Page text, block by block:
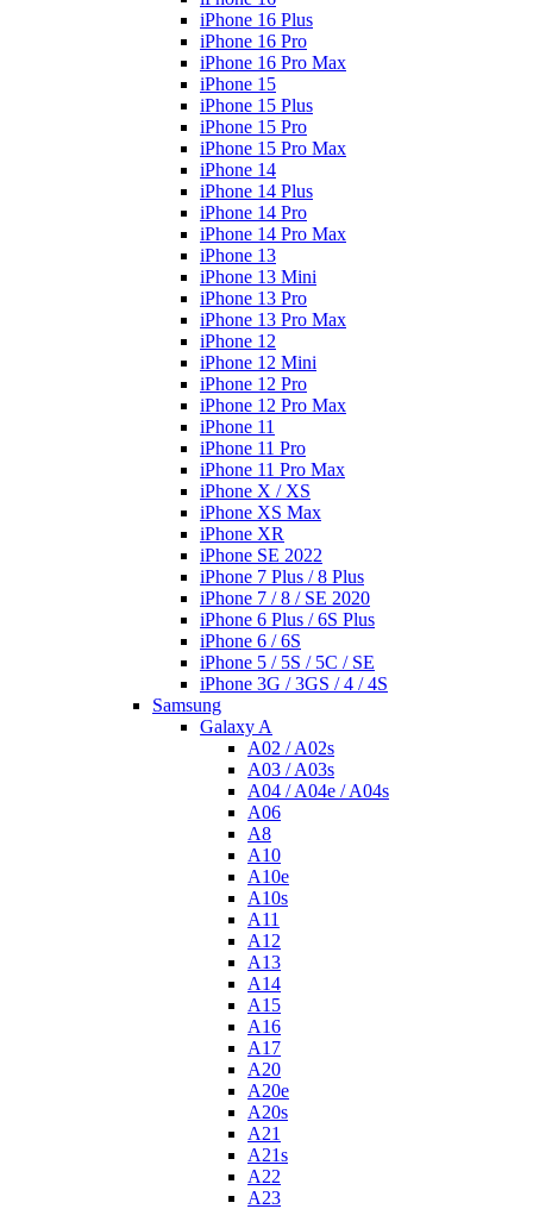
iPhone 16 Plus
iPhone 16 Pro
iPhone 16 Pro Max
iPhone 15
iPhone 15 Plus
iPhone 15 Pro
iPhone 15 Pro Max
iPhone 14
iPhone 14 Plus
iPhone 14 Pro
iPhone 14 Pro Max
iPhone 13
iPhone 13 Mini
iPhone 13 Pro
iPhone 13 Pro Max
iPhone 12
iPhone 12 Mini
iPhone 12 Pro
iPhone 12 Pro Max
iPhone 11
iPhone 11 Pro
iPhone 11 Pro Max
iPhone X / XS
iPhone XS Max
iPhone XR
iPhone SE 2022
iPhone 7 Plus / 8 Plus
iPhone 7 / 8 / SE 2020
iPhone 6 Plus / 6S Plus
iPhone 6 / 6S
iPhone 5 / 5S / 5C / SE
iPhone 3G / 3GS / 4 / 4S
Samsung
Galaxy A
A02 / A02s
A03 / A03s
A04 / A04e / A04s
A06
A8
A10
A10e
A10s
A11
A12
A13
A14
A15
A16
A17
A20
A20e
A20s
A21
A21s
A22
A23